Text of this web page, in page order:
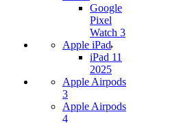
Google
Pixel
Watch 3
Apple iPad
iPad 11
2025
Apple Airpods
3
Apple Airpods
4